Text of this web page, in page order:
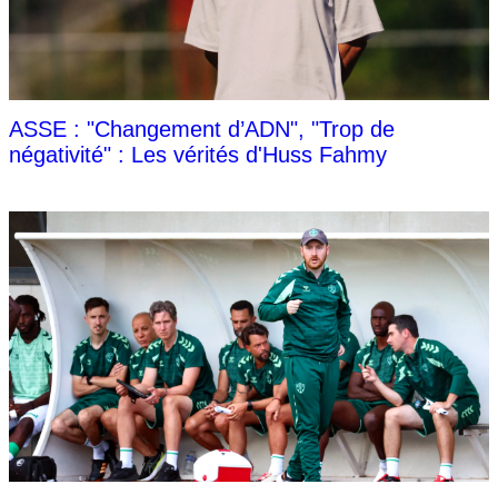
ASSE : "Changement d’ADN", "Trop de
négativité" : Les vérités d'Huss Fahmy